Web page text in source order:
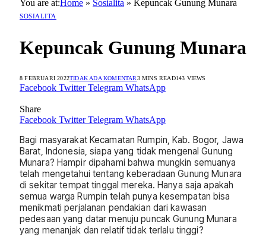
You are at:Home » Sosialita » Kepuncak Gunung Munara
SOSIALITA
Kepuncak Gunung Munara
8 FEBRUARI 2022TIDAK ADA KOMENTAR3 MINS READ143 VIEWS
Facebook Twitter Telegram WhatsApp
Share
Facebook Twitter Telegram WhatsApp
Bagi masyarakat Kecamatan Rumpin, Kab. Bogor, Jawa
Barat, Indonesia, siapa yang tidak mengenal Gunung
Munara? Hampir dipahami bahwa mungkin semuanya
telah mengetahui tentang keberadaan Gunung Munara
di sekitar tempat tinggal mereka. Hanya saja apakah
semua warga Rumpin telah punya kesempatan bisa
menikmati perjalanan pendakian dari kawasan
pedesaan yang datar menuju puncak Gunung Munara
yang menanjak dan relatif tidak terlalu tinggi?